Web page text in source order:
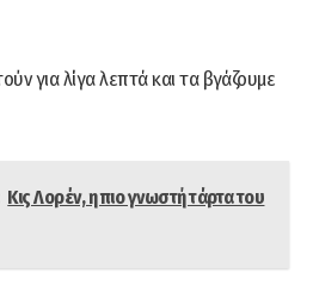
για λίγα λεπτά και τα βγάζουμε
Κις Λορέν, η πιο γνωστή τάρτα του